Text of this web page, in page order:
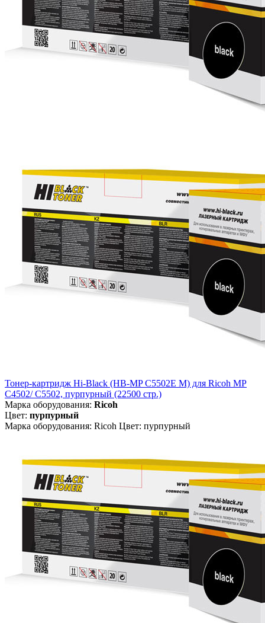
Тонер-картридж Hi-Black (HB-MP C5502E M) для Ricoh MP
C4502/ C5502, пурпурный (22500 стр.)
Марка оборудования: Ricoh
Цвет: пурпурный
Марка оборудования: Ricoh Цвет: пурпурный